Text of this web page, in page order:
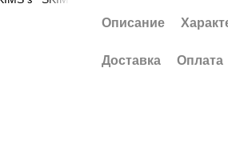
Описание
Доставка Оплата